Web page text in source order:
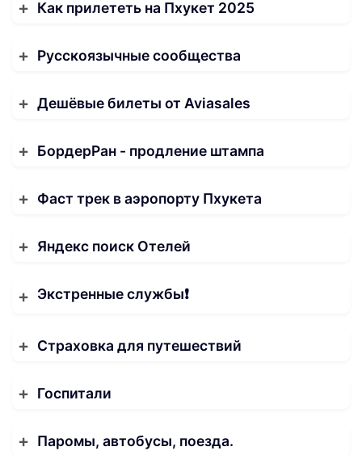
Как прилететь на Пхукет 2025
Русскоязычные сообщества
Дешёвые билеты от Aviasales
БордерРан - продление штампа
Фаст трек в аэропорту Пхукета
Яндекс поиск Отелей
Экстренные службы❗️
Страховка для путешествий
Госпитали
Паромы, автобусы, поезда.